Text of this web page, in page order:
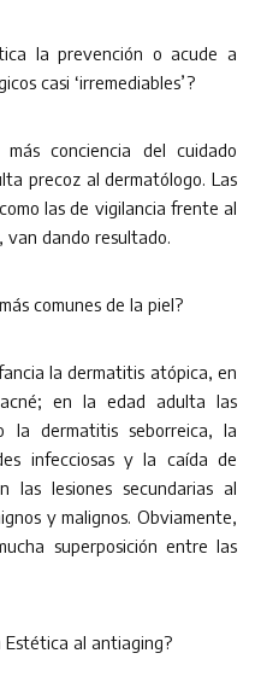
la prevención o acude a
casi ‘irremediables’?
conciencia del cuidado
precoz al dermatólogo. Las
las de vigilancia frente al
dando resultado.
comunes de la piel?
la dermatitis atópica, en
en la edad adulta las
la dermatitis seborreica, la
infecciosas y la caída de
las lesiones secundarias al
y malignos. Obviamente,
superposición entre las
Estética al antiaging?